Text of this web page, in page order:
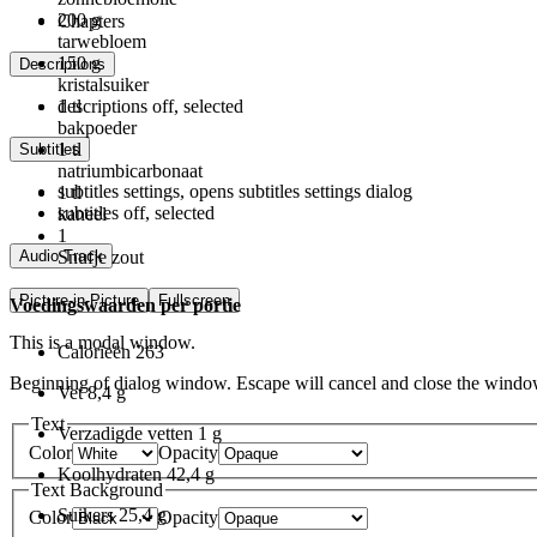
Chapters
Descriptions
descriptions off, selected
Subtitles
subtitles settings, opens subtitles settings dialog
subtitles off, selected
Audio Track
Picture-in-Picture Fullscreen
This is a modal window.
Beginning of dialog window. Escape will cancel and close the
Text
Color
Opacity
Text Background
Color
Opacity
200g
tarwebloem
150g
kristalsuiker
1tl
bakpoeder
1tl
natriumbicarbonaat
1tl
kaneel
1
Snufje zout
Voedingswaarden per portie
Calorieën263
Vet8,4 g
Verzadigde vetten 1 g
Koolhydraten42,4 g
Suikers25,4 g